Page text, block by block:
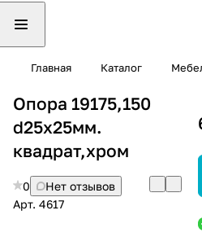
Главная Каталог
Опора 19175,150
d25х25мм.
квадрат,хром
0
Нет отзывов
Арт. 4617